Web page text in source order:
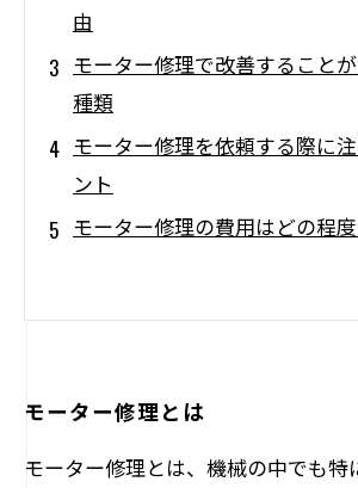
由
モーター修理で改善すること
種類
モーター修理を依頼する際に
ント
モーター修理の費用はどの程
モーター修理とは
モーター修理とは、機械の中でも特